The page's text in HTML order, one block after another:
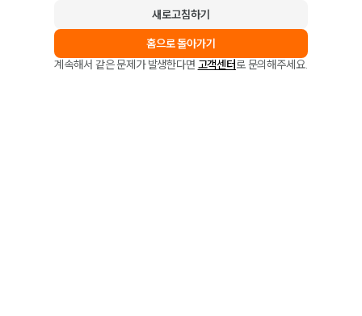
새로고침하기
홈으로 돌아가기
계속해서 같은 문제가 발생한다면 고객센터로 문의해주세요.